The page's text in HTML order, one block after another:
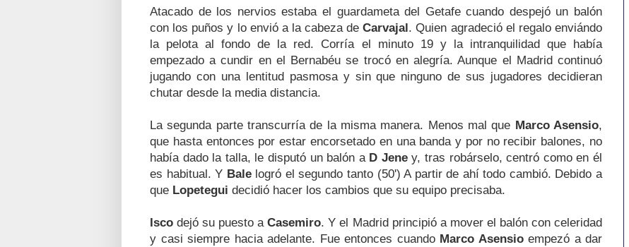
Atacado de los nervios estaba el guardameta del Getafe cuando despejó un balón
con los puños y lo envió a la cabeza deCarvajal. Quien agradeció el regalo enviándo
la pelota al fondo de la red. Corría el minuto 19 y la intranquilidad que había
empezado a cundir en el Bernabéu se trocó en alegría. Aunque el Madrid continuó
jugando con una lentitud pasmosa y sin que ninguno de sus jugadores decidieran
chutar desde la media distancia.
La segunda parte transcurría de la misma manera. Menos mal que Marco Asensio,
que hasta entonces por estar encorsetado en una banda y por no recibir balones, no
había dado la talla, le disputó un balón a D Jeney, tras robárselo, centró como en él
es habitual. Y Balelogró el segundo tanto (50') A partir de ahí todo cambió. Debido a
que Lopetegui decidió hacer los cambios que su equipo precisaba.
Isco dejó su puesto aCasemiro. Y el Madrid principió a mover el balón con celeridad
y casi siempre hacia adelante. Fue entonces cuando Marco Asensioempezó a dar